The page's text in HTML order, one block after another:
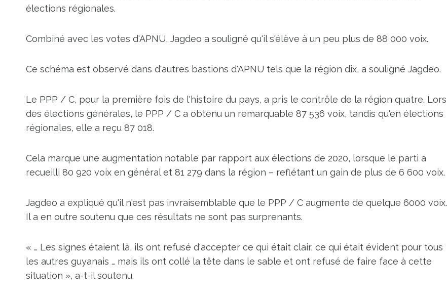
élections régionales.
Combiné avec les votes d'APNU, Jagdeo a souligné qu'il s'élève à un peu plus de 88 000 voix.
Ce schéma est observé dans d'autres bastions d'APNU tels que la région dix, a souligné Jagdeo.
Le PPP / C, pour la première fois de l'histoire du pays, a pris le contrôle de la région quatre. Lors
des élections générales, le PPP / C a obtenu un remarquable 87 536 voix, tandis qu'en élections
régionales, elle a reçu 87 018.
Cela marque une augmentation notable par rapport aux élections de 2020, lorsque le parti a
recueilli 80 920 voix en général et 81 279 dans la région – reflétant un gain de plus de 6 600 voix.
Jagdeo a expliqué qu'il n'est pas invraisemblable que le PPP / C augmente de quelque 6000 voix.
Il a en outre soutenu que ces résultats ne sont pas surprenants.
« … Les signes étaient là, ils ont refusé d'accepter ce qui était clair, ce qui était évident pour tous
les autres guyanais … mais ils ont collé la tête dans le sable et ont refusé de faire face à cette
situation », a-t-il soutenu.